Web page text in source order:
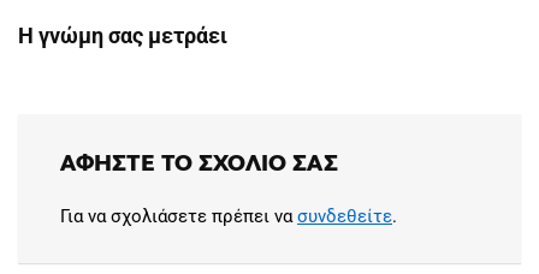
Η γνώμη σας μετράει
ΑΦΉΣΤΕ ΤΟ ΣΧΌΛΙΟ ΣΑΣ
Για να σχολιάσετε πρέπει νασυνδεθείτε.